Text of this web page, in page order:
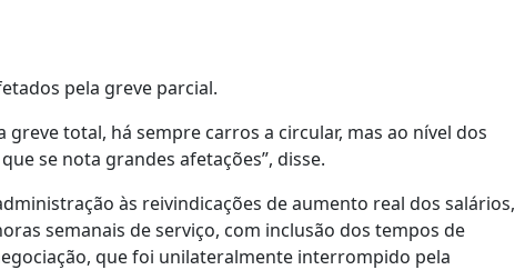
pela greve parcial.
total, há sempre carros a circular, mas ao nível dos
se nota grandes afetações”, disse.
às reivindicações de aumento real dos salários,
semanais de serviço, com inclusão dos tempos de
que foi unilateralmente interrompido pela